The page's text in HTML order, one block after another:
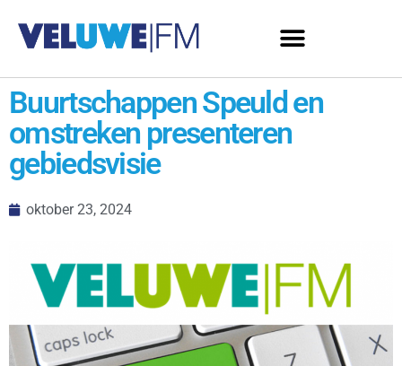
Buurtschappen Speuld en
omstreken presenteren
gebiedsvisie
oktober 23, 2024